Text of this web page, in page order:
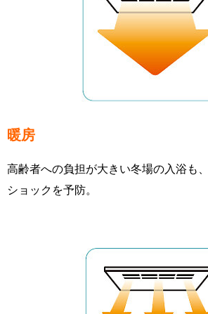
暖房
高齢者への負担が大きい冬場の入浴も
ショックを予防。